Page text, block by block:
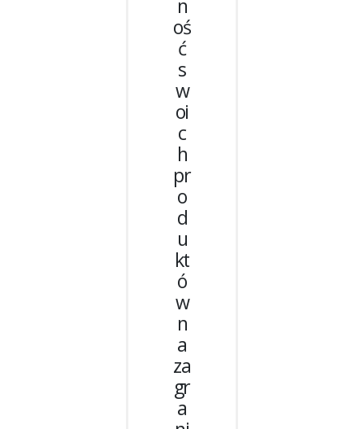
n
oś
ć
s
w
oi
c
h
pr
o
d
u
kt
ó
w
n
a
za
gr
a